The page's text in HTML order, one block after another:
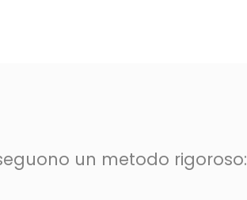
un metodo rigoroso: